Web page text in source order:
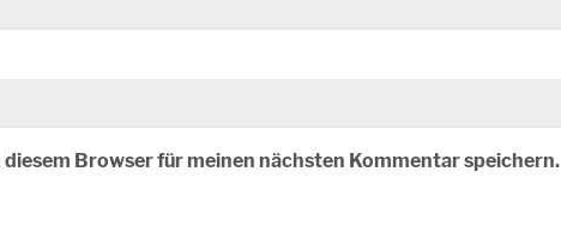
diesem Browser für meinen nächsten Kommentar speichern.